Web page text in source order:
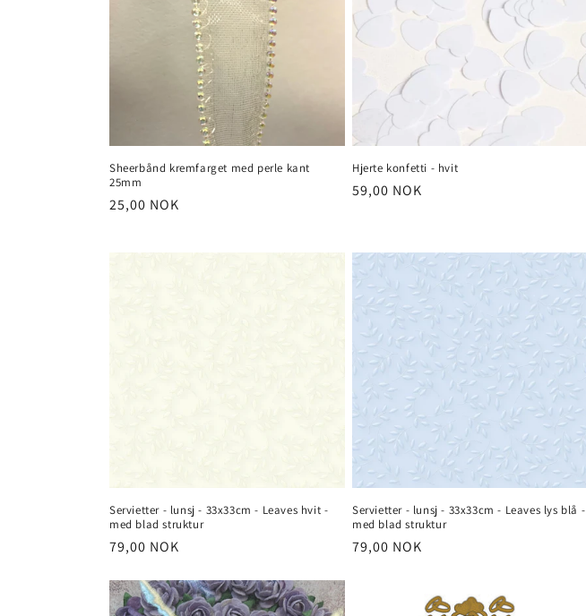
Sheerbånd kremfarget med perle kant
25mm
Vanlig
25,00 NOK
Hjerte konfetti - hvit
Vanlig
59,00 NOK
Servietter - lunsj - 33x33cm - Leaves hvit -
med blad struktur
Vanlig
79,00 NOK
Servietter - lunsj - 33x33cm - Leaves lys blå -
med blad struktur
Vanlig
79,00 NOK